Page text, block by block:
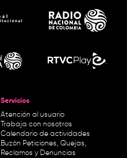
Servicios
Atención al usuario
Trabaja con nosotros
Calendario de actividades
Buzón Peticiones, Quejas,
Reclamos y Denuncias